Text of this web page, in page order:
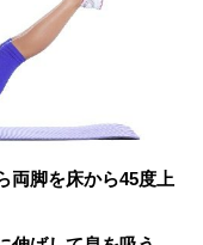
両脚を床から45度上